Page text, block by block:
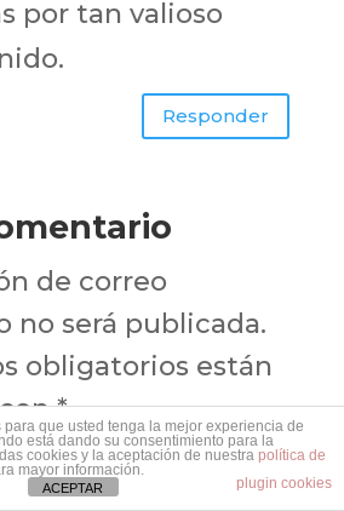
por tan valioso
Responder
de correo
no será publicada.
obligatorios están
*
que usted tenga la mejor experiencia de
está dando su consentimiento para la
cookies y la aceptación de nuestra política de
mayor información.
plugin cookies
ACEPTAR